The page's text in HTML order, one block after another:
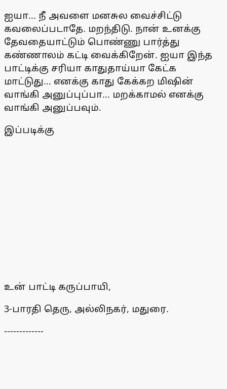
ஐயா... நீ அவளை மனசுல வைச்சிட்டு
கவலைப்படாதே. மறந்திடு. நான் உனக்கு
தேவதையாட்டும் பொண்ணு பார்த்து
கண்ணாலம் கட்டி வைக்கிறேன். ஐயா இந்த
பாட்டிக்கு சரியா காதுதாய்யா கேட்க
மாட்டுது... எனக்கு காது கேக்கற மிஷின்
வாங்கி அனுப்புப்பா... மறக்காமல் எனக்கு
வாங்கி அனுப்பவும்.
இப்படிக்கு
உன் பாட்டி கருப்பாயி,
3-பாரதி தெரு, அல்லிநகர், மதுரை.
-------------